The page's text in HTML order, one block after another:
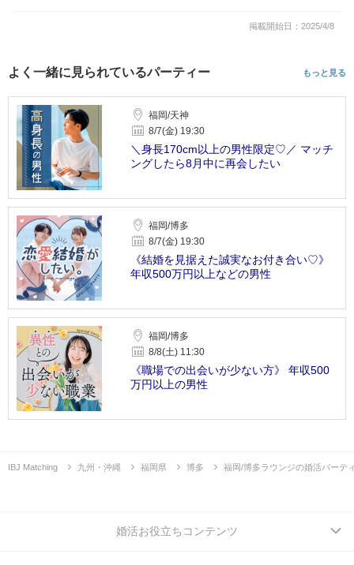
掲載開始日：2025/4/8
よく一緒に見られているパーティー もっと見る
福岡/天神
8/7(金) 19:30
＼身長170cm以上の男性限定♡／ マッチ
ングしたら8月中に再会したい
福岡/博多
8/7(金) 19:30
《結婚を見据えた誠実なお付き合い♡》
年収500万円以上などの男性
福岡/博多
8/8(土) 11:30
《職場での出会いが少ない方》 年収500
万円以上の男性
IBJ Matching 九州・沖縄 福岡県 博多 福岡/博多ラウンジの婚活パーテ
婚活お役立ちコンテンツ